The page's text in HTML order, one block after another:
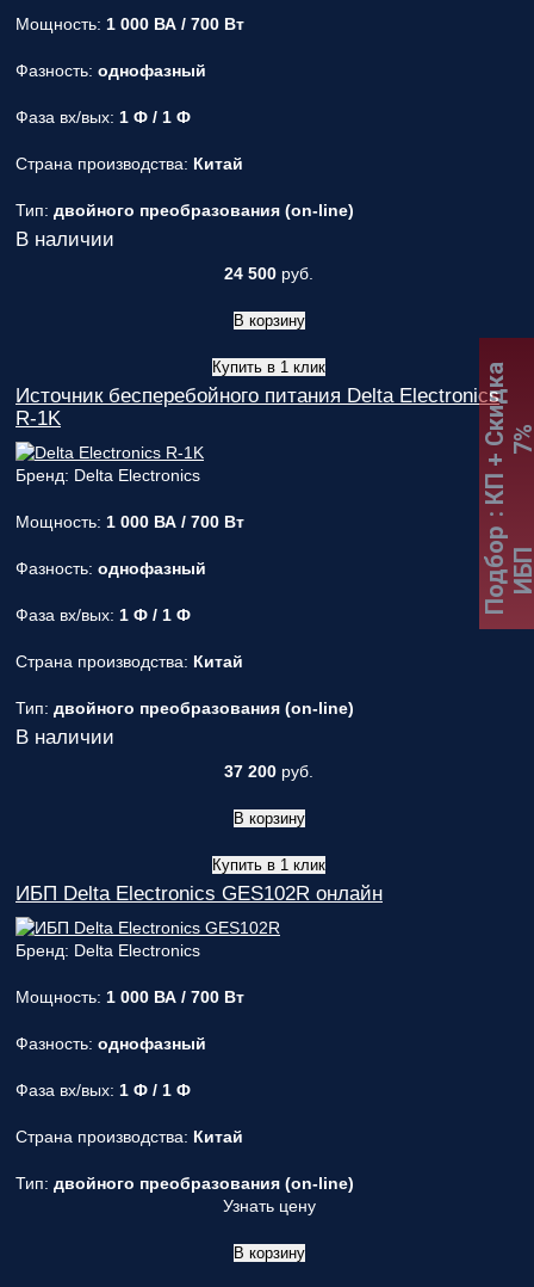
Мощность: 1 000 ВА / 700 Вт
Фазность: однофазный
Фаза вх/вых: 1 Ф / 1 Ф
Страна производства: Китай
Тип: двойного преобразования (on-line)
В наличии
24 500 руб.
В корзину
Купить в 1 клик
Источник бесперебойного питания Delta Electronics
R-1K
Бренд: Delta Electronics
Мощность: 1 000 ВА / 700 Вт
Фазность: однофазный
Фаза вх/вых: 1 Ф / 1 Ф
Страна производства: Китай
Тип: двойного преобразования (on-line)
В наличии
37 200 руб.
В корзину
Купить в 1 клик
ИБП Delta Electronics GES102R онлайн
Бренд: Delta Electronics
Мощность: 1 000 ВА / 700 Вт
Фазность: однофазный
Фаза вх/вых: 1 Ф / 1 Ф
Страна производства: Китай
Тип: двойного преобразования (on-line)
Узнать цену
В корзину
Подбор
:
К
П
+
С
к
и
д
к
а
7